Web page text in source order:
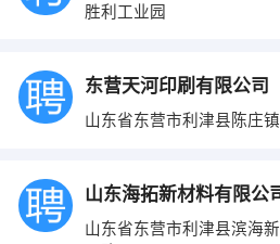
胜利工业园
东营天河印刷有限公司
山东省东营市利津县陈庄
山东海拓新材料有限公
山东省东营市利津县滨海